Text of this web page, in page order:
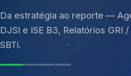
resíduos sólidos (PGRS/